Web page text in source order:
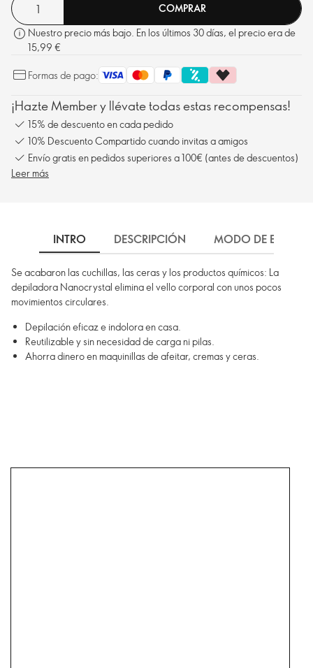
COMPRAR
Nuestro precio más bajo. En los últimos 30 días, el precio era de
15,99 €
Formas de pago:
¡Hazte Member y llévate todas estas recompensas!
15% de descuento en cada pedido
10% Descuento Compartido cuando invitas a amigos
Envío gratis en pedidos superiores a 100€ (antes de descuentos)
Leer más
INTRO DESCRIPCIÓN MODO DE EMPLEO
Se acabaron las cuchillas, las ceras y los productos químicos: La
depiladora Nanocrystal elimina el vello corporal con unos pocos
movimientos circulares.
Depilación eficaz e indolora en casa.
Reutilizable y sin necesidad de carga ni pilas.
Ahorra dinero en maquinillas de afeitar, cremas y ceras.